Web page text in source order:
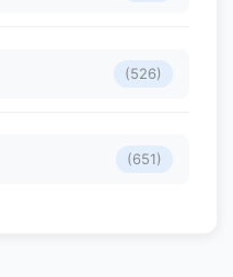
(526)
(651)